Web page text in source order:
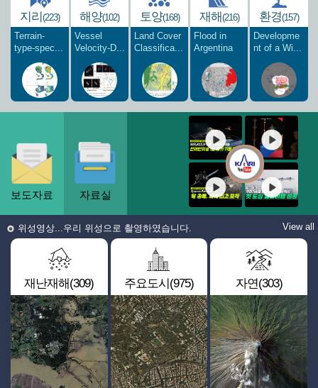
지리(223)
Terrain-
type-spec...
해양(102)
Vessel
Velocity-D...
토양(168)
Land Cover
Classifica...
재해(216)
Flood in
Argentina
환경(157)
Developme
nt of a Wi...
보도자료 자료실
위성영상...우리 위성으로 촬영하였습니다. View all
재난재해(309) 주요도시(975) 자연(303)